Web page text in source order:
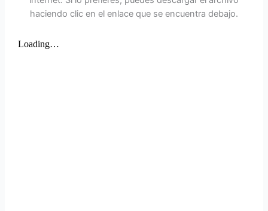
haciendo clic en el enlace que se encuentra debajo.